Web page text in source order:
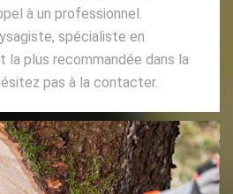
à un professionnel.
spécialiste en
la plus recommandée dans la
pas à la contacter.